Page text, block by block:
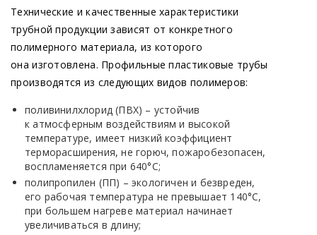
Технические и качественные характеристики
трубной продукции зависят от конкретного
полимерного материала, из которого
она изготовлена. Профильные пластиковые трубы
производятся из следующих видов полимеров:
поливинилхлорид (ПВХ) – устойчив
к атмосферным воздействиям и высокой
температуре, имеет низкий коэффициент
терморасширения, не горюч, пожаробезопасен,
воспламеняется при 640°C;
полипропилен (ПП) – экологичен и безвреден,
его рабочая температура не превышает 140°C,
при большем нагреве материал начинает
увеличиваться в длину;